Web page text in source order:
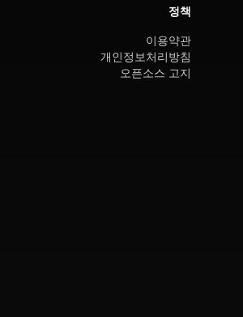
정책
이용약관
개인정보처리방침
오픈소스 고지